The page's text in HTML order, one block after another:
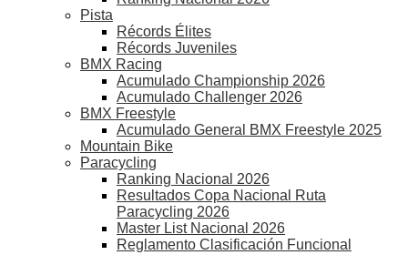
Pista
Récords Élites
Récords Juveniles
BMX Racing
Acumulado Championship 2026
Acumulado Challenger 2026
BMX Freestyle
Acumulado General BMX Freestyle 2025
Mountain Bike
Paracycling
Ranking Nacional 2026
Resultados Copa Nacional Ruta
Paracycling 2026
Master List Nacional 2026
Reglamento Clasificación Funcional